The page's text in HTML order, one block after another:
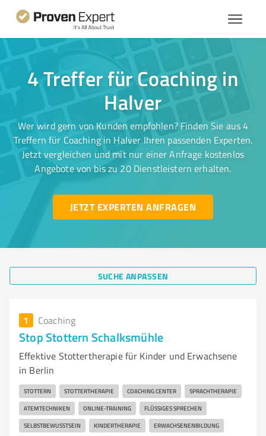
4 Treffer für Coaching in
Halver
Wer wird gern von Kunden empfohlen? Finden Sie aus 4
Treffern für Coaching in Halver Ihren passenden Experten.
Jetzt vergleichen und mit nur einer Anfrage kostenlos
Angebote von bis zu 20 Dienstleistern erhalten.
JETZT EXPERTEN ANFRAGEN
SUCHE ANPASSEN
1 Coaching
Stop Stottern Schalksmühle
Effektive Stottertherapie für Kinder und Erwachsene
in Berlin
STOTTERN STOTTERTHERAPIE COACHING CENTER SPRACHTHERAPIE
ATEMTECHNIKEN ONLINE-TRAINING FLÜSSIGES SPRECHEN
SELBSTBEWUSSTSEIN KINDERTHERAPIE ERWACHSENENBILDUNG